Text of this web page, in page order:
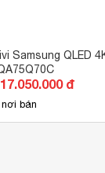
Samsung QLED
đ
nơi bán